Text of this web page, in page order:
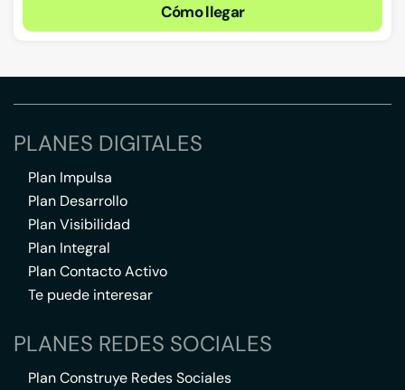
Cómo llegar
PLANES DIGITALES
Plan Impulsa
Plan Desarrollo
Plan Visibilidad
Plan Integral
Plan Contacto Activo
Te puede interesar
PLANES REDES SOCIALES
Plan Construye Redes Sociales